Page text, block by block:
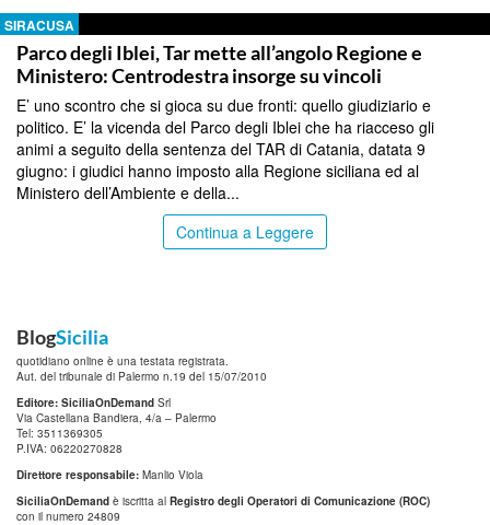
SIRACUSA
Parco degli Iblei, Tar mette all’angolo Regione e
Ministero: Centrodestra insorge su vincoli
E’ uno scontro che si gioca su due fronti: quello giudiziario e
politico. E’ la vicenda del Parco degli Iblei che ha riacceso gli
animi a seguito della sentenza del TAR di Catania, datata 9
giugno: i giudici hanno imposto alla Regione siciliana ed al
Ministero dell’Ambiente e della...
Continua a Leggere
BlogSicilia
quotidiano online è una testata registrata.
Aut. del tribunale di Palermo n.19 del 15/07/2010
Editore: SiciliaOnDemand Srl
Via Castellana Bandiera, 4/a – Palermo
Tel: 3511369305
P.IVA: 06220270828
Direttore responsabile: Manlio Viola
SiciliaOnDemand è iscritta al Registro degli Operatori di Comunicazione (ROC)
con il numero 24809